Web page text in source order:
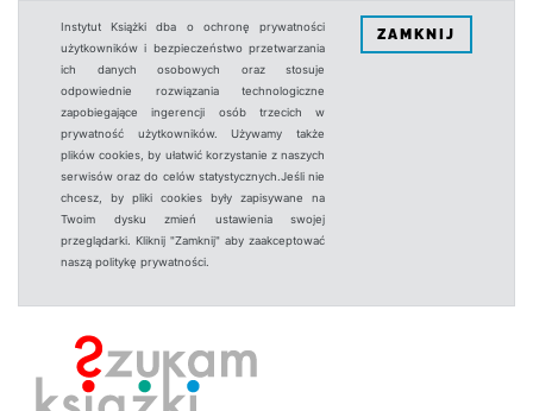
Instytut Książki dba o ochronę prywatności
użytkowników i bezpieczeństwo przetwarzania
ich danych osobowych oraz stosuje
odpowiednie rozwiązania technologiczne
zapobiegające ingerencji osób trzecich w
prywatność użytkowników. Używamy także
plików cookies, by ułatwić korzystanie z naszych
serwisów oraz do celów statystycznych.Jeśli nie
chcesz, by pliki cookies były zapisywane na
Twoim dysku zmień ustawienia swojej
przeglądarki. Kliknij "Zamknij" aby zaakceptować
naszą politykę prywatności.
ZAMKNIJ